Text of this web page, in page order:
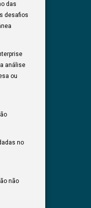
das
desafios
análise
ou
no
não